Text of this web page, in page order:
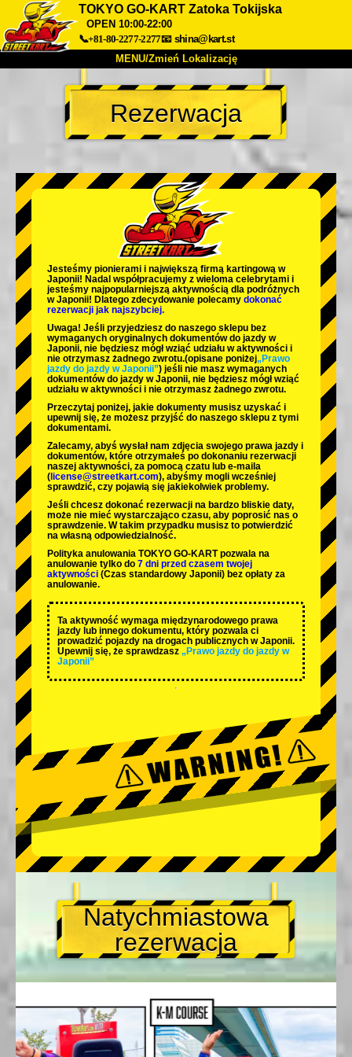
TOKYO GO-KART Zatoka Tokijska
OPEN 10:00-22:00
📞+81-80-2277-2277📧 shina@kart.st
MENU/Zmień Lokalizację
O nas Specyfikacja Cena
Dojazd Opinie
Rezerwacja
Zmień Lokalizację
Tokyo Akihabara#1
Tokyo Akihabara#2
Tokyo Shibuya Annex Tokyo Bay
Tokyo Asakusa Osaka
Okinawa
Rezerwacja
Jesteśmy pionierami i największą firmą kartingową w
Japonii! Nadal współpracujemy z wieloma celebrytami i
jesteśmy najpopularniejszą aktywnością dla podróżnych
w Japonii! Dlatego zdecydowanie polecamy dokonać
rezerwacji jak najszybciej.
Uwaga! Jeśli przyjedziesz do naszego sklepu bez
wymaganych oryginalnych dokumentów do jazdy w
Japonii, nie będziesz mógł wziąć udziału w aktywności i
nie otrzymasz żadnego zwrotu.(opisane poniżej„Prawo
jazdy do jazdy w Japonii”) jeśli nie masz wymaganych
dokumentów do jazdy w Japonii, nie będziesz mógł wziąć
udziału w aktywności i nie otrzymasz żadnego zwrotu.
Przeczytaj poniżej, jakie dokumenty musisz uzyskać i
upewnij się, że możesz przyjść do naszego sklepu z tymi
dokumentami.
Zalecamy, abyś wysłał nam zdjęcia swojego prawa jazdy i
dokumentów, które otrzymałeś po dokonaniu rezerwacji
naszej aktywności, za pomocą czatu lub e-maila
( license@streetkart.com), abyśmy mogli wcześniej
sprawdzić, czy pojawią się jakiekolwiek problemy.
Jeśli chcesz dokonać rezerwacji na bardzo bliskie daty,
może nie mieć wystarczająco czasu, aby poprosić nas o
sprawdzenie. W takim przypadku musisz to potwierdzić
na własną odpowiedzialność.
Polityka anulowania TOKYO GO-KART pozwala na
anulowanie tylko do 7 dni przed czasem twojej
aktywności (Czas standardowy Japonii) bez opłaty za
anulowanie.
Ta aktywność wymaga międzynarodowego prawa
jazdy lub innego dokumentu, który pozwala ci
prowadzić pojazdy na drogach publicznych w Japonii.
Upewnij się, że sprawdzasz „Prawo jazdy do jazdy w
Japonii”
Natychmiastowa
rezerwacja